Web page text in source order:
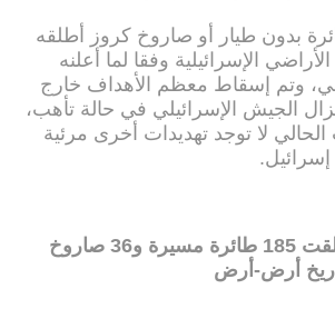
بدون طيار أو صاروخ كروز أطلقه
الإسرائيلية وفقا لما أعلنه
وتم إسقاط معظم الأهداف خارج
يزال الجيش الإسرائيلي في حالة تأهب،
لا توجد تهديدات أخرى مرئية
تقرير: إيران أطلقت 185 طائرة مسيرة و36 صاروخ